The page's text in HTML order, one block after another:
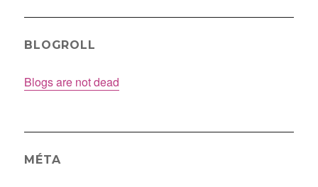
BLOGROLL
Blogs are not dead
MÉTA